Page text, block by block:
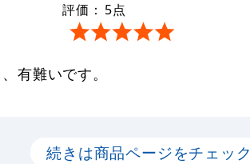
評価： 5点
有難いです。
続きは商品ページをチェック